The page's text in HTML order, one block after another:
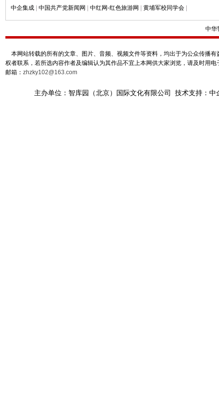
中企集成 | 中国共产党新闻网 | 中红网-红色旅游网 | 黄埔军校同学会 |
中华
本网站转载的所有的文章、图片、音频、视频文件等资料，均出于为公众传播
权者联系，若所选内容作者及编辑认为其作品不宜上本网供大家浏览，请及时用
邮箱： zhzky102@163.com
主办单位：智库园（北京）国际文化有限公司 技术支持：